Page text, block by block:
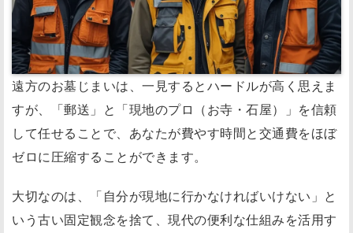
遠方のお墓じまいは、一見するとハードルが高く思えま
すが、「郵送」と「現地のプロ（お寺・石屋）」を信頼
して任せることで、あなたが費やす時間と交通費をほぼ
ゼロに圧縮することができます。
大切なのは、「自分が現地に行かなければいけない」と
いう古い固定観念を捨て、現代の便利な仕組みを活用す